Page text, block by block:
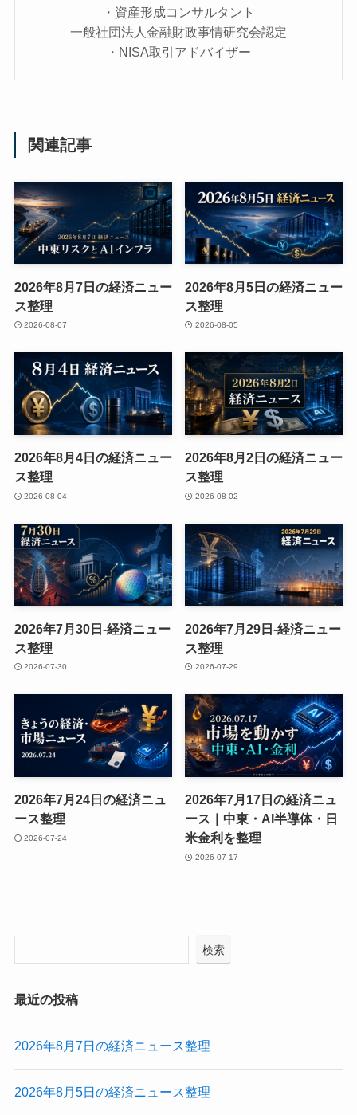
・資産形成コンサルタント
一般社団法人金融財政事情研究会認定
・NISA取引アドバイザー
関連記事
2026年8月7日の経済ニュー
ス整理
2026-08-07
2026年8月5日の経済ニュー
ス整理
2026-08-05
2026年8月4日の経済ニュー
ス整理
2026-08-04
2026年8月2日の経済ニュー
ス整理
2026-08-02
2026年7月30日-経済ニュー
ス整理
2026-07-30
2026年7月29日-経済ニュー
ス整理
2026-07-29
2026年7月24日の経済ニュ
ース整理
2026-07-24
2026年7月17日の経済ニュ
ース｜中東・AI半導体・日
米金利を整理
2026-07-17
検索
最近の投稿
2026年8月7日の経済ニュース整理
2026年8月5日の経済ニュース整理